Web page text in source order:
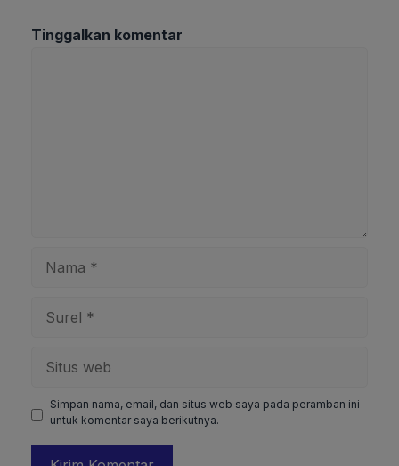
Tinggalkan komentar
web
Simpan nama, email, dan situs web saya pada peramban ini
untuk komentar saya berikutnya.